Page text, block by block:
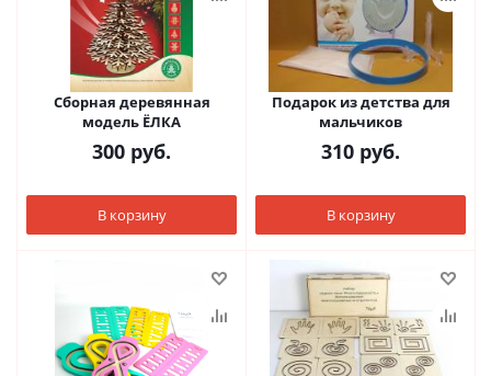
Сборная деревянная
модель ЁЛКА
300 руб.
В корзину
Подарок из детства для
мальчиков
310 руб.
В корзину